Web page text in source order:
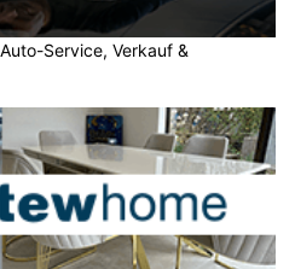
Service, Verkauf &